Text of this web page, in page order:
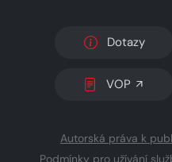
Dotazy
VOP
Autorská práva k
Podmínky pro užívání